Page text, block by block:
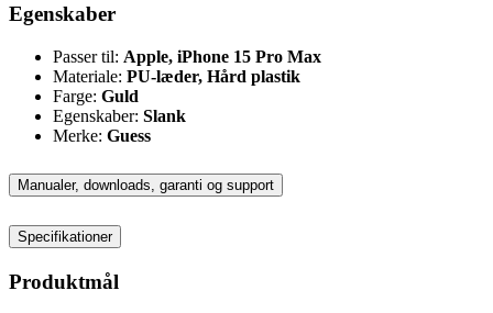
Egenskaber
Passer til: Apple, iPhone 15 Pro Max
Materiale: PU-læder, Hård plastik
Farge: Guld
Egenskaber: Slank
Merke: Guess
Manualer, downloads, garanti og support
Specifikationer
Produktmål